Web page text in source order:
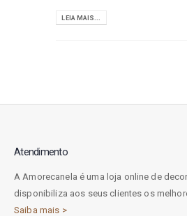
LEIA MAIS...
Atendimento
A Amorecanela é uma loja online de
disponibiliza aos seus clientes os
Saiba mais >